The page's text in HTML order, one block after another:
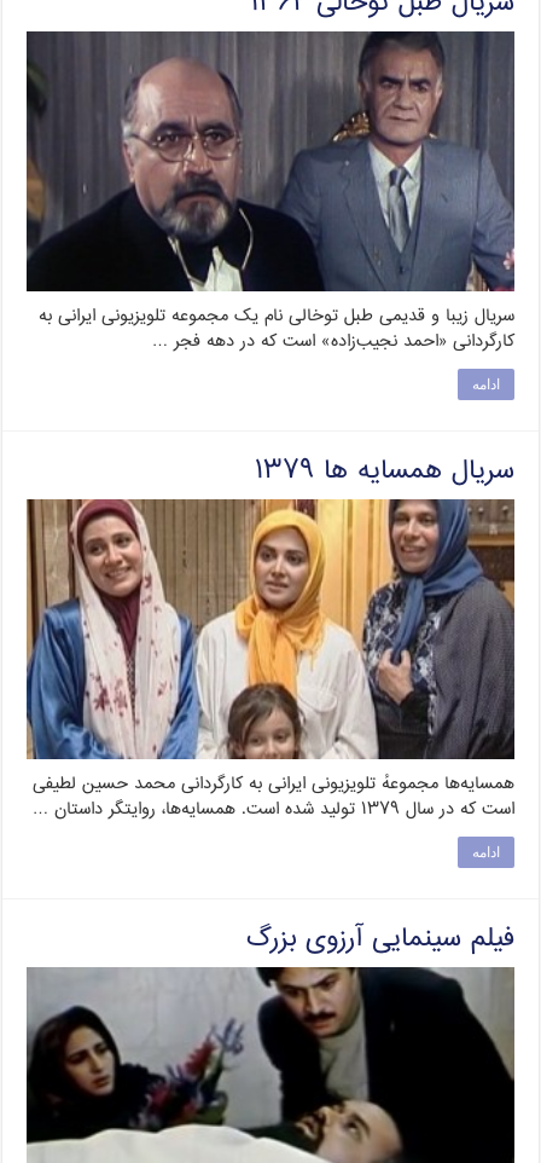
سریال زیبا و قدیمی طبل توخالی نام یک مجموعه تلویزیونی ایرانی به
کارگردانی «احمد نجیب‌زاده» است که در دهه فجر …
ادامه
سریال همسایه ها ۱۳۷۹
همسایه‌ها مجموعهٔ تلویزیونی ایرانی به کارگردانی محمد حسین لطیفی
است که در سال ۱۳۷۹ تولید شده است. همسایه‌ها، روایتگر داستان …
ادامه
فیلم سینمایی آرزوی بزرگ